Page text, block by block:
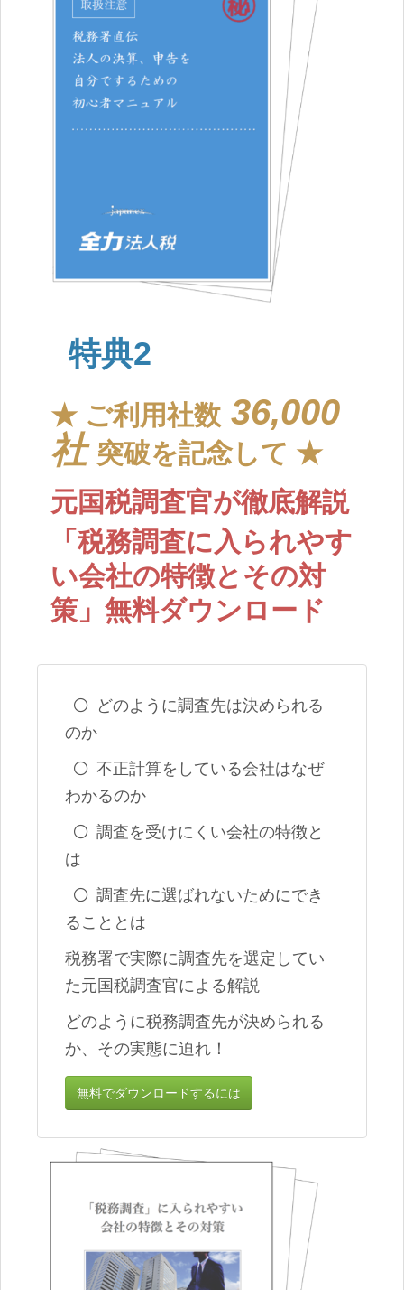
特典2
★ ご利用社数 36,000
社 突破を記念して ★
元国税調査官が徹底解説
「税務調査に入られやす
い会社の特徴とその対
策」無料ダウンロード
どのように調査先は決められる
のか
不正計算をしている会社はなぜ
わかるのか
調査を受けにくい会社の特徴と
は
調査先に選ばれないためにでき
ることとは
税務署で実際に調査先を選定してい
た元国税調査官による解説
どのように税務調査先が決められる
か、その実態に迫れ！
無料でダウンロードするには